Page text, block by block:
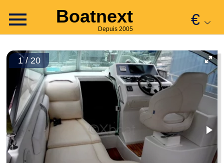
Boatnext
Depuis 2005
€
1 / 20